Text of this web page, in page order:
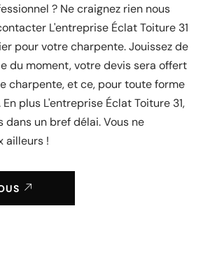
? Ne craignez rien nous
L'entreprise Éclat Toiture 31
pour votre charpente. Jouissez de
du moment, votre devis sera offert
charpente, et ce, pour toute forme
plus L'entreprise Éclat Toiture 31,
dans un bref délai. Vous ne
ailleurs !